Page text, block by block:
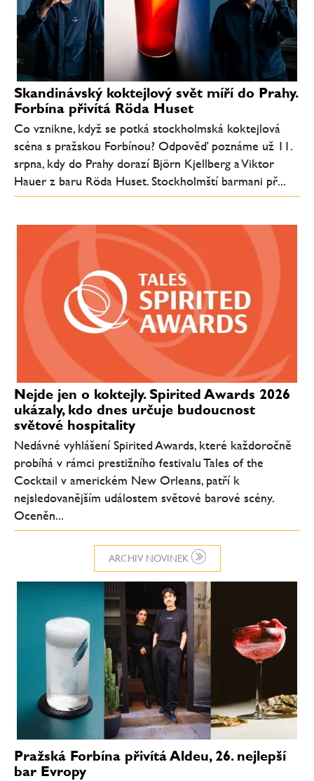
ARCHIV NOVINEK
Skandinávský koktejlový svět míří do Prahy.
Forbína přivítá Röda Huset
Co vznikne, když se potká stockholmská koktejlová
scéna s pražskou Forbínou? Odpověď poznáme už 11.
srpna, kdy do Prahy dorazí Björn Kjellberg a Viktor
Hauer z baru Röda Huset. Stockholmští barmani př...
Nejde jen o koktejly. Spirited Awards 2026
ukázaly, kdo dnes určuje budoucnost
světové hospitality
Nedávné vyhlášení Spirited Awards, které každoročně
probíhá v rámci prestižního festivalu Tales of the
Cocktail v americkém New Orleans, patří k
nejsledovanějším událostem světové barové scény.
Oceněn...
Pražská Forbína přivítá Aldeu, 26. nejlepší
bar Evropy